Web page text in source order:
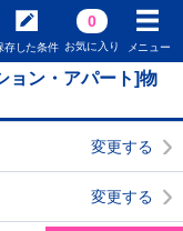
存した条件
0
お気に入り メニュー
ョン・アパート]物
変更する
変更する